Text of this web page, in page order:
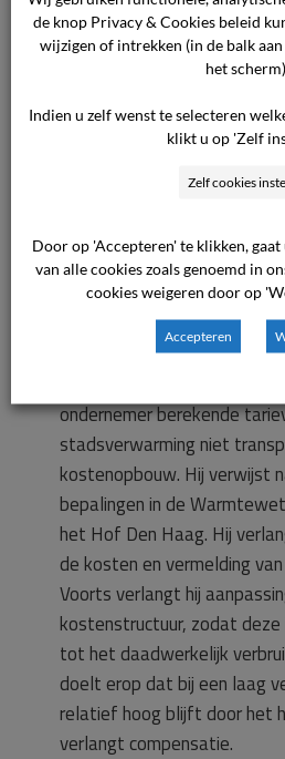
Ter zitting werd de
vertegenwoordigd door de
vertegenwoordiger] en
2025 te Den Haag.
De commissie heeft het
Beoordeling
ondernemer berekende
stadsverwarming niet
kostenopbouw. Hij verwijst
bepalingen in de
het Hof Den Haag. Hij
de kosten en vermelding
Voorts verlangt hij
kostenstructuur, zodat deze
tot het daadwerkelijk
doelt erop dat bij een laag
relatief hoog blijft door het
verlangt compensatie.
de knop Privacy & Cookies beleid
wijzigen of intrekken (in de balk
het scherm).
Indien u zelf wenst te selecteren
klikt u op 'Zelf
Zelf cookies
Door op 'Accepteren' te klikken,
van alle cookies zoals genoemd in
cookies weigeren door op
Accepteren